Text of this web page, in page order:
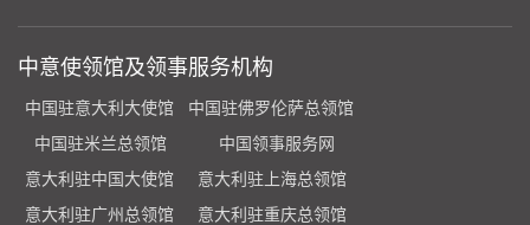
中意使领馆及领事服务机构
中国驻意大利大使馆
中国驻佛罗伦萨总领馆
中国驻米兰总领馆
中国领事服务网
意大利驻中国大使馆
意大利驻上海总领馆
意大利驻广州总领馆
意大利驻重庆总领馆